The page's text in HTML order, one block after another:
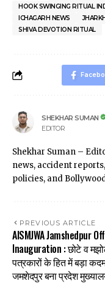
HOOK SWINGING RITUAL
ICHAGARH NEWS
SHIVA DEVOTION RITUAL
SHEKHAR SUMAN
EDITOR
Shekhar Suman –
news, accident
policies, and
PREVIOUS ARTICLE
AISMJWA Jamshedpur
Inauguration : छोटे व
पत्रकारों के हित में बड़ा
जमशेदपुर बना प्रदेश